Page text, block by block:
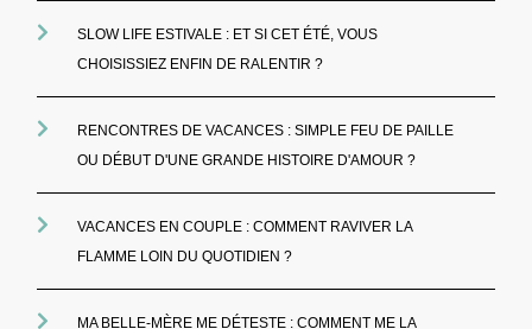
SLOW LIFE ESTIVALE : ET SI CET ÉTÉ, VOUS
CHOISISSIEZ ENFIN DE RALENTIR ?
RENCONTRES DE VACANCES : SIMPLE FEU DE PAILLE
OU DÉBUT D'UNE GRANDE HISTOIRE D'AMOUR ?
VACANCES EN COUPLE : COMMENT RAVIVER LA
FLAMME LOIN DU QUOTIDIEN ?
MA BELLE-MÈRE ME DÉTESTE : COMMENT ME LA